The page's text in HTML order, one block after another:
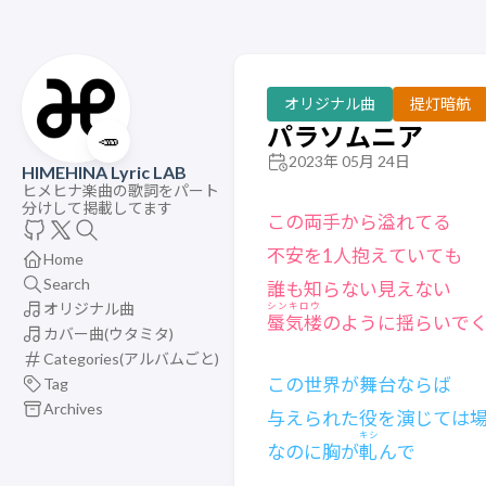
🥕
HIMEHINA Lyric LAB
ヒメヒナ楽曲の歌詞をパート
分けして掲載してます
Home
Search
オリジナル曲
カバー曲(ウタミタ)
Categories(アルバムごと)
Tag
Archives
オリジナル曲 提灯暗航
パラソムニア
2023年 05月 24日
この両手から溢れてる
不安を1人抱えていても
誰も知らない見えない
蜃気楼
シンキロウ
のように揺らいでく
この世界が舞台ならば
与えられた役を演じては
なのに胸が軋
キシ
んで